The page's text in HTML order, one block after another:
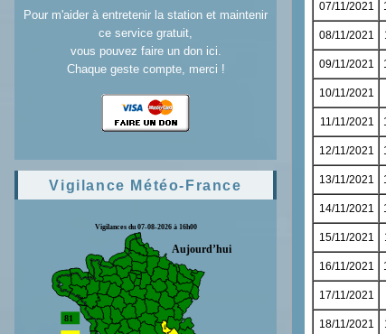
Pour m'aider à entretenir la station et maintenir
ce service gratuit,
vous pouvez faire un don ici.
Chaque geste compte, merci !
Vigilance Météo-France